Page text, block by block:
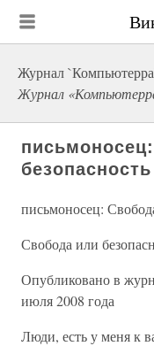
Журнал
Журнал
безопасность
письмоносец:
Свобода или
Опубликовано в
июля 2008 года
Люди, есть у меня к